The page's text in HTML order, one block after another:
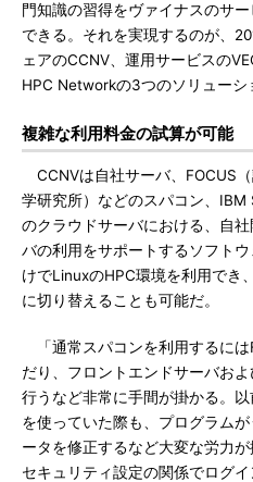
門知識の習得をヴァイナスのサ
できる。それを実現するのが、
ェアのCCNV、運用サービスの
HPC Networkの3つのソリューシ
複雑な利用料金の試算が可能
CCNVは自社サーバ、FOCUS
学研究所）などのスパコン、
のクラウドサーバにおける、自
バの利用をサポートするソフト
けでLinuxのHPC環境を利用でき
に切り替えることも可能だ。
「通常スパコンを利用するに
だり、フロントエンドサーバお
行うなど非常に手間が掛かる。
を使っていた際も、プログラム
ータを修正するなど大変な労力
セキュリティ設定の関係でログ